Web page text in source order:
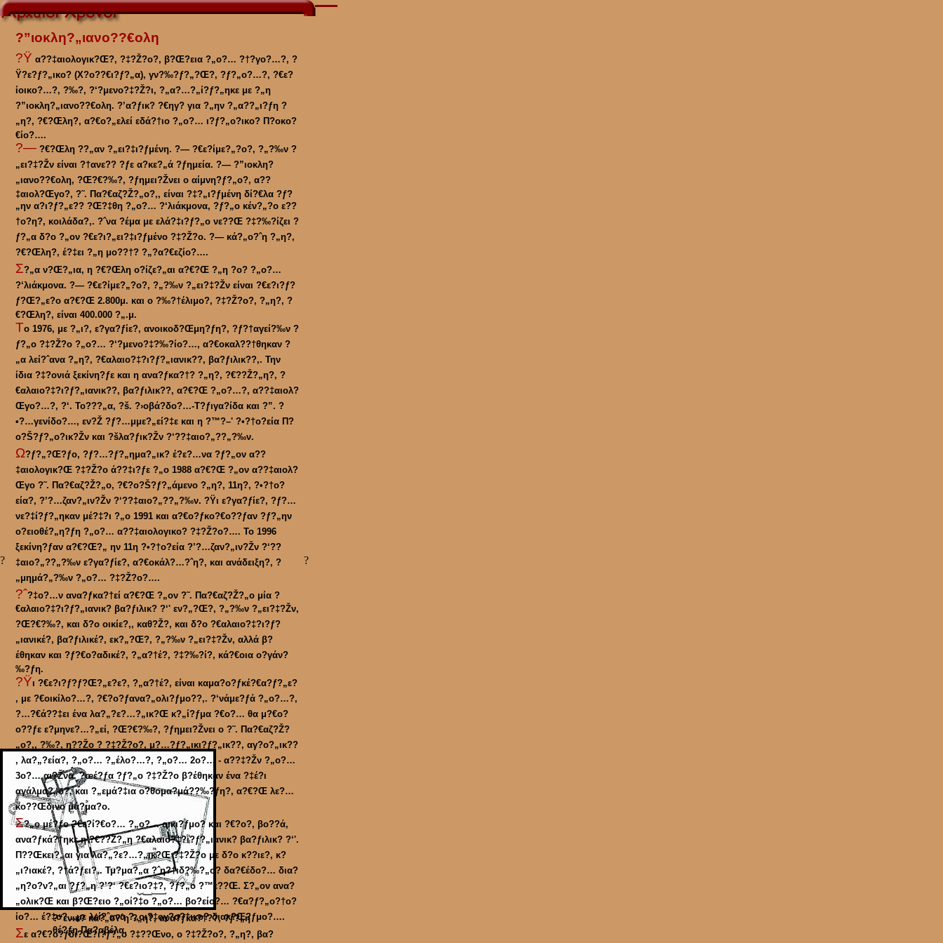
?
?”ιοκλη?„ιανο??€ολη
?Ÿ α??‡αιολογικ?Œ?‚ ?‡?Ž?ο?‚ β?Œ?εια ?„ο?… ?†?γο?…?‚ ?
Ÿ?ε?ƒ?„ικο? (Χ?ο??€ι?ƒ?„α), γν?‰?ƒ?„?Œ?‚ ?ƒ?„ο?…?‚ ?€ε?
ίοικο?…?‚ ?‰?‚ ?‘?μενο?‡?Ž?ι, ?„α?…?„ί?ƒ?„ηκε με ?„η
?”ιοκλη?„ιανο??€ολη. ?’α?ƒικ? ?€ηγ? για ?„ην ?„α??„ι?ƒη ?
„η?‚ ?€?Œλη?‚ α?€ο?„ελεί εδά?†ιο ?„ο?… ι?ƒ?„ο?ικο? Π?οκο?
€ίο?….
?— ?€?Œλη ??„αν ?„ει?‡ι?ƒμένη. ?— ?€ε?ίμε?„?ο?‚ ?„?‰ν ?
„ει?‡?Žν είναι ?†ανε?? ?ƒε α?κε?„ά ?ƒημεία. ?— ?”ιοκλη?
„ιανο??€ολη, ?Œ?€?‰?‚ ?ƒημει?Žνει ο αίμνη?ƒ?„ο?‚ α??
‡αιολ?Œγο?‚ ?˜. Πα?€αζ?Ž?„ο?‚, είναι ?‡?„ι?ƒμένη δί?€λα ?ƒ?
„ην α?ι?ƒ?„ε?? ?Œ?‡θη ?„ο?… ?‘λιάκμονα, ?ƒ?„ο κέν?„?ο ε??
†ο?η?‚ κοιλάδα?‚. ?ˆνα ?έμα με ελά?‡ι?ƒ?„ο νε??Œ ?‡?‰?ίζει ?
ƒ?„α δ?ο ?„ον ?€ε?ι?„ει?‡ι?ƒμένο ?‡?Ž?ο. ?— κά?„ο?ˆη ?„η?‚
?€?Œλη?‚ έ?‡ει ?„η μο??†? ?„?α?€εζίο?….
Σ?„α ν?Œ?„ια, η ?€?Œλη ο?ίζε?„αι α?€?Œ ?„η ?ο? ?„ο?…
?‘λιάκμονα. ?— ?€ε?ίμε?„?ο?‚ ?„?‰ν ?„ει?‡?Žν είναι ?€ε?ι?ƒ?
ƒ?Œ?„ε?ο α?€?Œ 2.800μ. και ο ?‰?†έλιμο?‚ ?‡?Ž?ο?‚ ?„η?‚ ?
€?Œλη?‚ είναι 400.000 ?„.μ.
Το 1976, με ?„ι?‚ ε?γα?ƒίε?‚ ανοικοδ?Œμη?ƒη?‚ ?ƒ?†αγεί?‰ν ?
ƒ?„ο ?‡?Ž?ο ?„ο?… ?‘?μενο?‡?‰?ίο?…, α?€οκαλ??†θηκαν ?
„α λεί?ˆανα ?„η?‚ ?€αλαιο?‡?ι?ƒ?„ιανικ??‚ βα?ƒιλικ??‚. Την
ίδια ?‡?ονιά ξεκίνη?ƒε και η ανα?ƒκα?†? ?„η?‚ ?€??Ž?„η?‚ ?
€αλαιο?‡?ι?ƒ?„ιανικ??‚ βα?ƒιλικ??‚ α?€?Œ ?„ο?…?‚ α??‡αιολ?
Œγο?…?‚ ?‘. Το???„α, ?š. ?›οβά?δο?…-Τ?ƒιγα?ίδα και ?”. ?
•?…γενίδο?…, εν?Ž ?ƒ?…μμε?„εί?‡ε και η ?™?–' ?•?†ο?εία Π?
ο?Š?ƒ?„ο?ικ?Žν και ?šλα?ƒικ?Žν ?‘??‡αιο?„??„?‰ν.
Ω?ƒ?„?Œ?ƒο, ?ƒ?…?ƒ?„ημα?„ικ? έ?ε?…να ?ƒ?„ον α??
‡αιολογικ?Œ ?‡?Ž?ο ά??‡ι?ƒε ?„ο 1988 α?€?Œ ?„ον α??‡αιολ?
Œγο ?˜. Πα?€αζ?Ž?„ο, ?€?ο?Š?ƒ?„άμενο ?„η?‚ 11η?‚ ?•?†ο?
εία?‚ ?’?…ζαν?„ιν?Žν ?‘??‡αιο?„??„?‰ν. ?Ÿι ε?γα?ƒίε?‚ ?ƒ?…
νε?‡ί?ƒ?„ηκαν μέ?‡?ι ?„ο 1991 και α?€ο?ƒκο?€ο??ƒαν ?ƒ?„ην
ο?ειοθέ?„η?ƒη ?„ο?… α??‡αιολογικο? ?‡?Ž?ο?…. Το 1996
ξεκίνη?ƒαν α?€?Œ?„ ην 11η ?•?†ο?εία ?’?…ζαν?„ιν?Žν ?‘??
‡αιο?„??„?‰ν ε?γα?ƒίε?‚ α?€οκάλ?…?ˆη?‚ και ανάδειξη?‚ ?
„μημά?„?‰ν ?„ο?… ?‡?Ž?ο?….
?ˆ?‡ο?…ν ανα?ƒκα?†εί α?€?Œ ?„ον ?˜. Πα?€αζ?Ž?„ο μία ?
€αλαιο?‡?ι?ƒ?„ιανικ? βα?ƒιλικ? ?‘' εν?„?Œ?‚ ?„?‰ν ?„ει?‡?Žν,
?Œ?€?‰?‚ και δ?ο οικίε?‚, καθ?Ž?‚ και δ?ο ?€αλαιο?‡?ι?ƒ?
„ιανικέ?‚ βα?ƒιλικέ?‚ εκ?„?Œ?‚ ?„?‰ν ?„ει?‡?Žν, αλλά β?
έθηκαν και ?ƒ?€ο?αδικέ?‚ ?„α?†έ?‚ ?‡?‰?ί?‚ κά?€οια ο?γάν?
‰?ƒη.
?Ÿι ?€ε?ι?ƒ?ƒ?Œ?„ε?ε?‚ ?„α?†έ?‚ είναι καμα?ο?ƒκέ?€α?ƒ?„ε?
‚ με ?€οικίλο?…?‚ ?€?ο?ƒανα?„ολι?ƒμο??‚. ?‘νάμε?ƒά ?„ο?…?‚
?…?€ά??‡ει ένα λα?„?ε?…?„ικ?Œ κ?„ί?ƒμα ?€ο?… θα μ?€ο?
ο??ƒε ε?μηνε?…?„εί, ?Œ?€?‰?‚ ?ƒημει?Žνει ο ?˜. Πα?€αζ?Ž?
„ο?‚, ?‰?‚ η??Žο ? ?‡?Ž?ο?‚ μ?…?ƒ?„ικι?ƒ?„ικ??‚ αγ?ο?„ικ??
‚ λα?„?εία?‚ ?„ο?… ?„έλο?…?‚ ?„ο?… 2ο?… - α??‡?Žν ?„ο?…
3ο?… αι?Žνα. ?œέ?ƒα ?ƒ?„ο ?‡?Ž?ο β?έθηκαν ένα ?‡έ?ι
αγάλμα?„ο?‚ και ?„εμά?‡ια ο?θομα?μά??‰?ƒη?‚ α?€?Œ λε?…
κο??Œδινο μά?μα?ο.
Σ?„ο μέ?ƒο ?€ε?ί?€ο?… ?„ο?… οικι?ƒμο? και ?€?ο?‚ βο??ά,
ανα?ƒκά?†ηκε η ?€??Ž?„η ?€αλαιο?‡?ι?ƒ?„ιανικ? βα?ƒιλικ? ?‘'.
Π??Œκει?„αι για λα?„?ε?…?„ικ?Œ ?‡?Ž?ο με δ?ο κ??ιε?‚ κ?
„ι?ιακέ?‚ ?†ά?ƒει?‚. Τμ?μα?„α ?ˆη?†ιδ?‰?„ο? δα?€έδο?… δια?
„η?ο?ν?„αι ?ƒ?„η ?’?‘ ?€ε?ιο?‡?, ?ƒ?„ο ?™ε??Œ. Σ?„ον ανα?
„ολικ?Œ και β?Œ?ειο ?„οί?‡ο ?„ο?… βο?είο?… ?€α?ƒ?„ο?†ο?
ίο?… έ?‡ο?…με λεί?ˆανα ?„οι?‡ογ?α?†ικο? διακ?Œ?ƒμο?….
Σε α?€?ο?ƒδι?Œ?ι?ƒ?„ο ?‡??Œνο, ο ?‡?Ž?ο?‚ ?„η?‚ βα?
?
?“ενικ? κά?„ο?ˆη ?„η?‚ ανα?ƒκα?†??‚ ?ƒ?„η
θέ?ƒη Πα?αβέλα.